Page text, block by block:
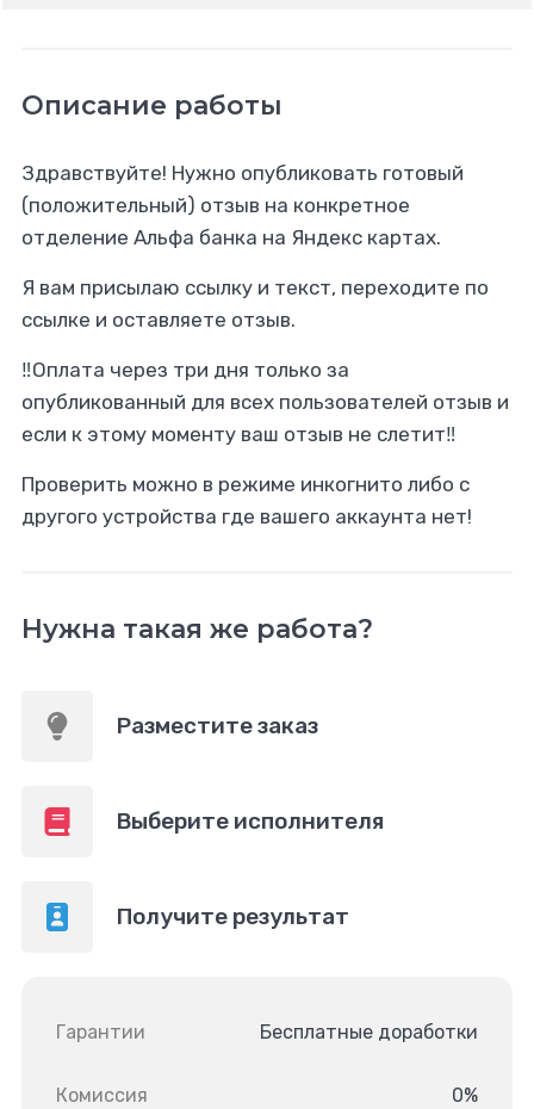
Описание работы
Здравствуйте! Нужно опубликовать готовый
(положительный) отзыв на конкретное
отделение Альфа банка на Яндекс картах.
Я вам присылаю ссылку и текст, переходите по
ссылке и оставляете отзыв.
‼️Оплата через три дня только за
опубликованный для всех пользователей отзыв и
если к этому моменту ваш отзыв не слетит‼️
Проверить можно в режиме инкогнито либо с
другого устройства где вашего аккаунта нет!
Нужна такая же работа?
Разместите заказ
Выберите исполнителя
Получите результат
Гарантии Бесплатные доработки
Комиссия 0%